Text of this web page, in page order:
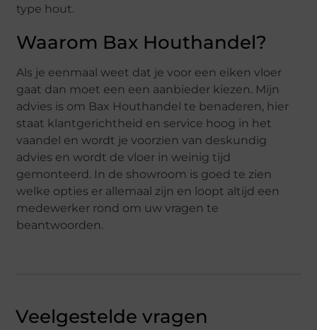
type hout.
Waarom Bax Houthandel?
Als je eenmaal weet dat je voor een eiken vloer
gaat dan moet een een aanbieder kiezen. Mijn
advies is om Bax Houthandel te benaderen, hier
staat klantgerichtheid en service hoog in het
vaandel en wordt je voorzien van deskundig
advies en wordt de vloer in weinig tijd
gemonteerd. In de showroom is goed te zien
welke opties er allemaal zijn en loopt altijd een
medewerker rond om uw vragen te
beantwoorden.
Veelgestelde vragen